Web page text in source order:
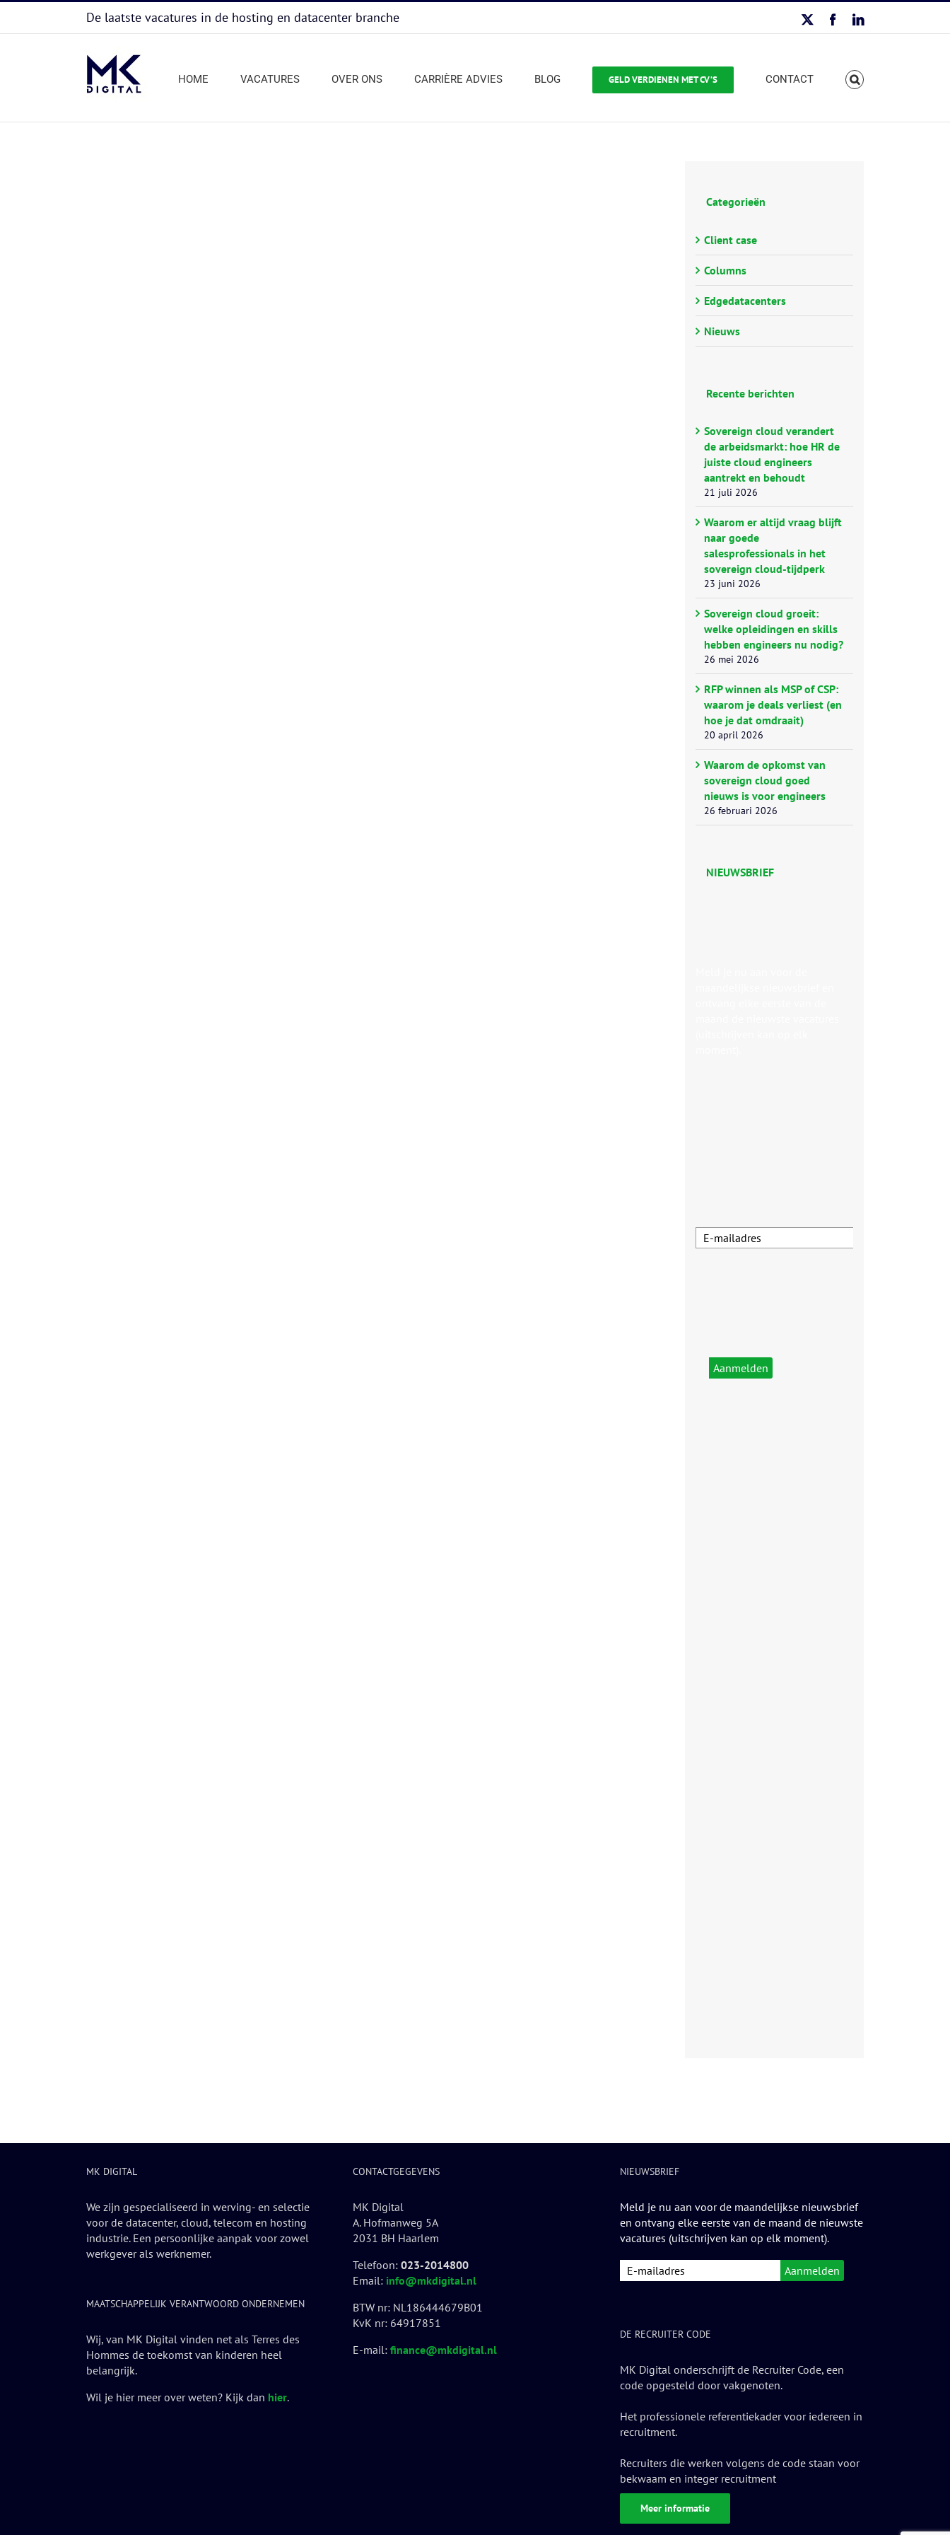
inhoud
De laatste vacatures in de hosting en datacenter branche X FacebookLinkedIn
HOME VACATURES OVER ONS CARRIÈRE ADVIES BLOG GELD VERDIENEN MET CV’S CONTACT
Categorieën
Client case
Columns
Edgedatacenters
Nieuws
Recente berichten
Sovereign cloud verandert
de arbeidsmarkt: hoe HR de
juiste cloud engineers
aantrekt en behoudt
21 juli 2026
Waarom er altijd vraag blijft
naar goede
salesprofessionals in het
sovereign cloud-tijdperk
23 juni 2026
Sovereign cloud groeit:
welke opleidingen en skills
hebben engineers nu nodig?
26 mei 2026
RFP winnen als MSP of CSP:
waarom je deals verliest (en
hoe je dat omdraait)
20 april 2026
Waarom de opkomst van
sovereign cloud goed
nieuws is voor engineers
26 februari 2026
NIEUWSBRIEF
MK DIGITAL
We zijn gespecialiseerd in werving- en selectie
voor de datacenter, cloud, telecom en hosting
industrie. Een persoonlijke aanpak voor zowel
werkgever als werknemer.
MAATSCHAPPELIJK VERANTWOORD ONDERNEMEN
Wij, van MK Digital vinden net als Terres des
Hommes de toekomst van kinderen heel
belangrijk.
Wil je hier meer over weten? Kijk dan hier.
CONTACTGEGEVENS
MK Digital
A. Hofmanweg 5A
2031 BH Haarlem
Telefoon:023-2014800
Email: info@mkdigital.nl
BTW nr: NL186444679B01
KvK nr: 64917851
E-mail:finance@mkdigital.nl
NIEUWSBRIEF
Meld je nu aan voor de maandelijkse nieuwsbrief
en ontvang elke eerste van de maand de nieuwste
vacatures (uitschrijven kan op elk moment).
DE RECRUITER CODE
MK Digital onderschrijft de Recruiter Code, een
code opgesteld door vakgenoten.
Het professionele referentiekader voor iedereen in
recruitment.
Recruiters die werken volgens de code staan voor
bekwaam en integer recruitment
Meer informatie